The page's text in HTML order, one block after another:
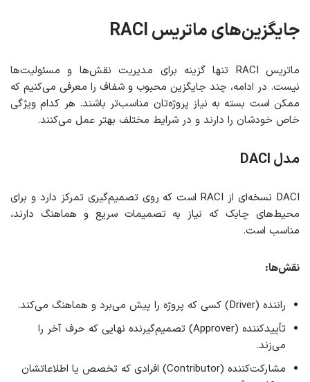
جایگزین‌های ماتریس RACI
ماتریس RACI تنها گزینه برای مدیریت نقش‌ها و مسئولیت‌ها
نیست. در ادامه، چند جایگزین محبوب و شفاف را معرفی می‌کنیم که
ممکن است بسته به نیاز پروژه‌تان مناسب‌تر باشند. هر کدام ویژگی
خاص خودشان را دارند و در شرایط مختلف بهتر عمل می‌کنند.
مدل DACI
DACI نسخه‌ای از RACI است که روی تصمیم‌گیری تمرکز دارد و برای
محیط‌های چابک که نیاز به تصمیمات سریع و هماهنگ دارند،
مناسب است.
نقش‌ها:
راننده (Driver) کسی که پروژه را پیش می‌برد و هماهنگ می‌کند.
تأییدکننده (Approver) تصمیم‌گیرنده نهایی که حرف آخر را
می‌زند.
مشارکت‌کننده (Contributor) افرادی که تخصص یا اطلاعاتشان